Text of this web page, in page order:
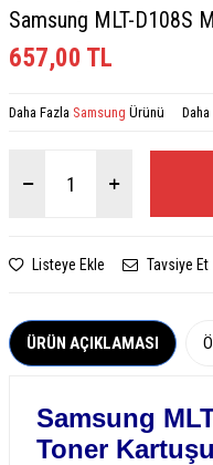
Samsung MLT-D108S
657,00 TL
Daha Fazla Samsung Ürünü Daha
Listeye Ekle Tavsiye Et
ÜRÜN AÇIKLAMASI
Samsung
Toner Kartuşu